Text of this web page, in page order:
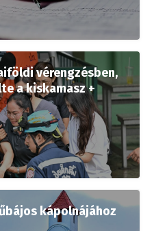
vérengzésben,
a kiskamasz +
kápolnájához